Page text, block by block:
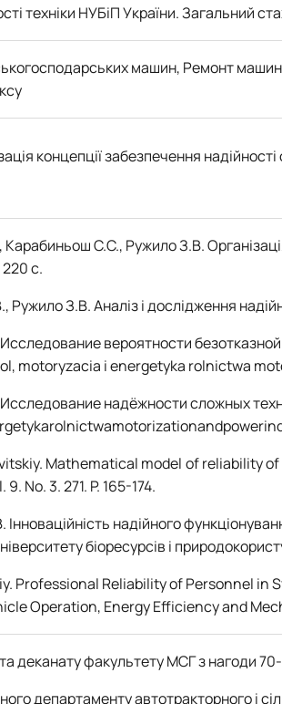
техніки НУБіП України. Загальний
машин, Ремонт
концепції забезпечення
Карабиньош С.С., Ружило З.В.
220 с.
Ружило З.В. Аналіз і дослідження
вероятности
motoryzacia i energetyka rolnictwa
надёжности сложных
Mathematical model of reliability
No. 3. 271. P. 165-174.
надійного
біоресурсів і
Professional Reliability of Personnel
Operation, Energy Efficiency and
деканату факультету МСГ з нагоди
департаменту автотракторного і